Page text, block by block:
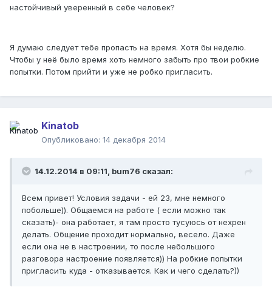
настойчивый уверенный в себе человек?
Я думаю следует тебе пропасть на время. Хотя бы неделю.
Чтобы у неё было время хоть немного забыть про твои робкие
попытки. Потом прийти и уже не робко пригласить.
Kinatob
Опубликовано: 14 декабря 2014
14.12.2014 в 09:11, bum76 сказал:
Всем привет! Условия задачи - ей 23, мне немного
побольше)). Общаемся на работе ( если можно так
сказать)- она работает, я там просто тусуюсь от нехрен
делать. Общение проходит нормально, весело. Даже
если она не в настроении, то после небольшого
разговора настроение появляется)) На робкие попытки
пригласить куда - отказывается. Как и чего сделать?))